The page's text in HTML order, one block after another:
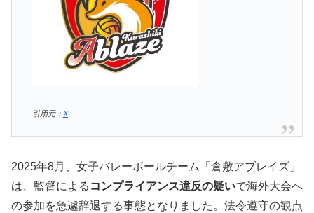
引用元： X
2025年8月、女子バレーボールチーム「倉敷アブレイズ」
は、監督による コンプライアンス違反の疑いで海外大会へ
の参加を急遽辞退する事態となりました。法令遵守の観点